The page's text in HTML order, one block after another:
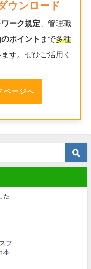
ウンロード
ワーク規定 、管理職
ポイント まで多種
ます。ぜひご活用く
ページへ
た
フ
本